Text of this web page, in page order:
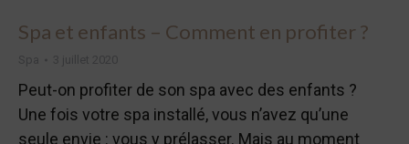
Spa et enfants – Comment en profiter ?
Peut-on profiter de son spa avec des enfants ?
Une fois votre spa installé, vous n’avez qu’une
seule envie : vous y prélasser. Mais au moment